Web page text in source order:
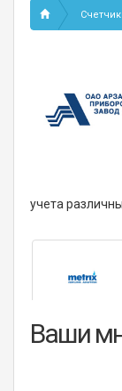
учета
Ваши